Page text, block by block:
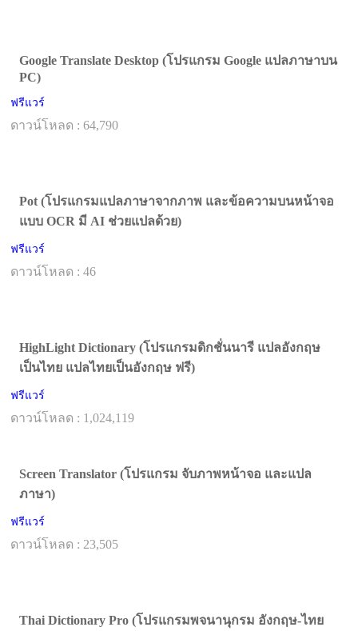
Google Translate Desktop (โปรแกรม Google แปลภาษาบน
PC)
ฟรีแวร์
ดาวน์โหลด : 64,790
Pot (โปรแกรมแปลภาษาจากภาพ และข้อความบนหน้าจอ
แบบ OCR มี AI ช่วยแปลด้วย)
ฟรีแวร์
ดาวน์โหลด : 46
HighLight Dictionary (โปรแกรมดิกชั่นนารี แปลอังกฤษ
เป็นไทย แปลไทยเป็นอังกฤษ ฟรี)
ฟรีแวร์
ดาวน์โหลด : 1,024,119
Screen Translator (โปรแกรม จับภาพหน้าจอ และแปล
ภาษา)
ฟรีแวร์
ดาวน์โหลด : 23,505
Thai Dictionary Pro (โปรแกรมพจนานุกรม อังกฤษ-ไทย